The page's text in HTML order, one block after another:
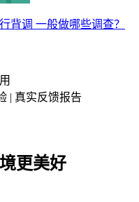
背调 一般做哪些调查？
| 真实反馈报告
更美好